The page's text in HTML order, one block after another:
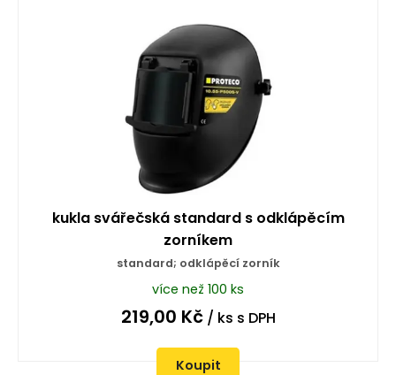
kukla svářečská standard s odklápěcím
zorníkem
standard; odklápěcí zorník
více než 100 ks
219,00 Kč/ ks s DPH
Koupit